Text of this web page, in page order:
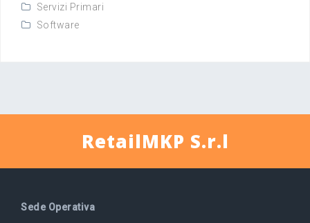
Servizi Primari
Software
RetailMKP S.r.l
Sede Operativa